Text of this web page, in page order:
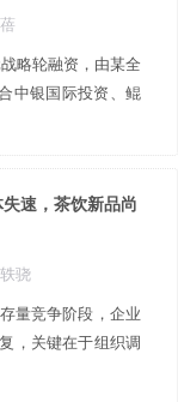
略轮融资，由某全
中银国际投资、鲲
速，茶饮新品尚
骁
量竞争阶段，企业
，关键在于组织调